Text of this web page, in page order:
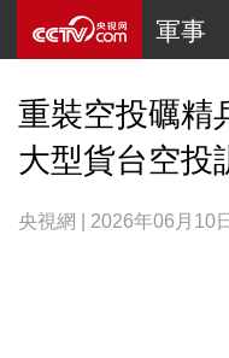
軍事
重裝空投礪精
大型貨台空投
央視網 | 2026年06月10